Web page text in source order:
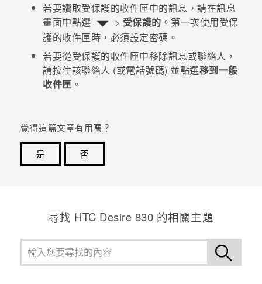
若要讀取受保護的收件匣中的訊息，請在訊息
畫面中點選
> 受保護的 。第一次使用受保
護的收件匣時，必須設定密碼。
若要從受保護的收件匣中移除訊息或聯絡人，
請按住該聯絡人 (或電話號碼) 並點選移到一般
收件匣 。
覺得這篇文章有用嗎？
是
否
尋找 HTC Desire 830 的相關主題